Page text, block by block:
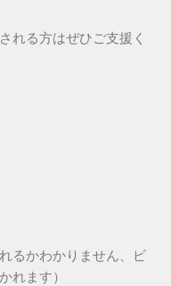
れる方はぜひご支援く
るかわかりません、ビ
れます）